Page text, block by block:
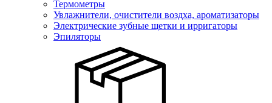
Термометры
Увлажнители, очистители воздха, ароматизаторы
Электрические зубные щетки и ирригаторы
Эпиляторы